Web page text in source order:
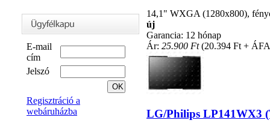
E-mail
cím
Jelszó
Regisztráció a
webáruházba
14,1" WXGA (1280x800),
új
Garancia: 12 hónap
Ár: 25.900 Ft(20.394 Ft +
LG/Philips LP141WX3